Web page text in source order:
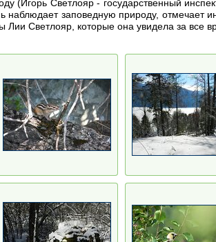
(Игорь Светлояр - государственный
наблюдает заповедную природу,
Светлояр, которые она увидела за все